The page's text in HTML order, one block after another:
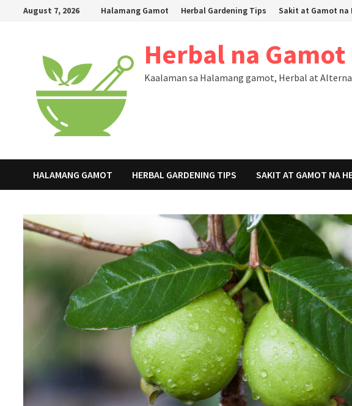
August 7, 2026 Halamang Gamot Herbal Gardening Tips Sakit at Gamot na
Herbal na Gamot
Kaalaman sa Halamang gamot, Herbal at
HALAMANG GAMOT HERBAL GARDENING TIPS SAKIT AT GAMOT NA